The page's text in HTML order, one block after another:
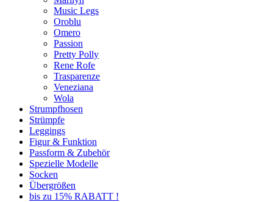
Music Legs
Oroblu
Omero
Passion
Pretty Polly
Rene Rofe
Trasparenze
Veneziana
Wola
Strumpfhosen
Strümpfe
Leggings
Figur & Funktion
Passform & Zubehör
Spezielle Modelle
Socken
Übergrößen
bis zu 15% RABATT !